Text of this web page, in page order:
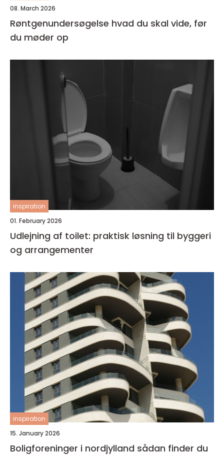
08. March 2026
Røntgenundersøgelse hvad du skal vide, før
du møder op
inspiration
01. February 2026
Udlejning af toilet: praktisk løsning til byggeri
og arrangementer
inspiration
15. January 2026
Boligforeninger i nordjylland sådan finder du